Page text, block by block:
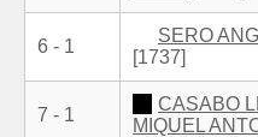
6 - 1
SERO
[1737]
7 - 1
CASABO
MIQUEL